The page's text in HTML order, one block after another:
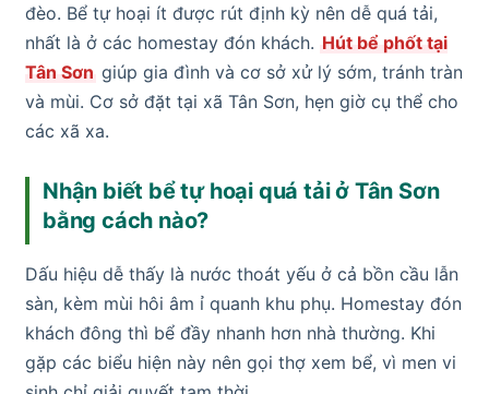
đèo. Bể tự hoại ít được rút định kỳ nên dễ quá tải,
nhất là ở các homestay đón khách. Hút bể phốt tại
Tân Sơn giúp gia đình và cơ sở xử lý sớm, tránh tràn
và mùi. Cơ sở đặt tại xã Tân Sơn, hẹn giờ cụ thể cho
các xã xa.
Nhận biết bể tự hoại quá tải ở Tân Sơn
bằng cách nào?
Dấu hiệu dễ thấy là nước thoát yếu ở cả bồn cầu lẫn
sàn, kèm mùi hôi âm ỉ quanh khu phụ. Homestay đón
khách đông thì bể đầy nhanh hơn nhà thường. Khi
gặp các biểu hiện này nên gọi thợ xem bể, vì men vi